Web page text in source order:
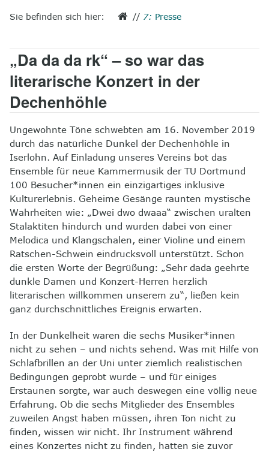
3
Wir über uns
4
Unsere Leistungen
5
Wissenswertes
6
Unterstützen
7
Presse
8
Kontakt
Sie befinden sich hier: // 7: Presse
„Da da da rk“ – so war das
literarische Konzert in der
Dechenhöhle
Ungewohnte Töne schwebten am 16. November 2019
durch das natürliche Dunkel der Dechenhöhle in
Iserlohn. Auf Einladung unseres Vereins bot das
Ensemble für neue Kammermusik der TU Dortmund
100 Besucher*innen ein einzigartiges inklusive
Kulturerlebnis. Geheime Gesänge raunten mystische
Wahrheiten wie: „Dwei dwo dwaaa“ zwischen uralten
Stalaktiten hindurch und wurden dabei von einer
Melodica und Klangschalen, einer Violine und einem
Ratschen-Schwein eindrucksvoll unterstützt. Schon
die ersten Worte der Begrüßung: „Sehr dada geehrte
dunkle Damen und Konzert-Herren herzlich
literarischen willkommen unserem zu“, ließen kein
ganz durchschnittliches Ereignis erwarten.
In der Dunkelheit waren die sechs Musiker*innen
nicht zu sehen – und nichts sehend. Was mit Hilfe von
Schlafbrillen an der Uni unter ziemlich realistischen
Bedingungen geprobt wurde – und für einiges
Erstaunen sorgte, war auch deswegen eine völlig neue
Erfahrung. Ob die sechs Mitglieder des Ensembles
zuweilen Angst haben müssen, ihren Ton nicht zu
finden, wissen wir nicht. Ihr Instrument während
eines Konzertes nicht zu finden, hatten sie zuvor